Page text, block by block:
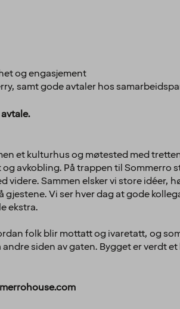
og engasjement
samt gode avtaler hos
et kulturhus og møtested med
avkobling. På trappen til Sommerro
videre. Sammen elsker vi store
gjestene. Vi ser hver dag at gode
ekstra.
folk blir mottatt og ivaretatt, og
siden av gaten. Bygget er verdt